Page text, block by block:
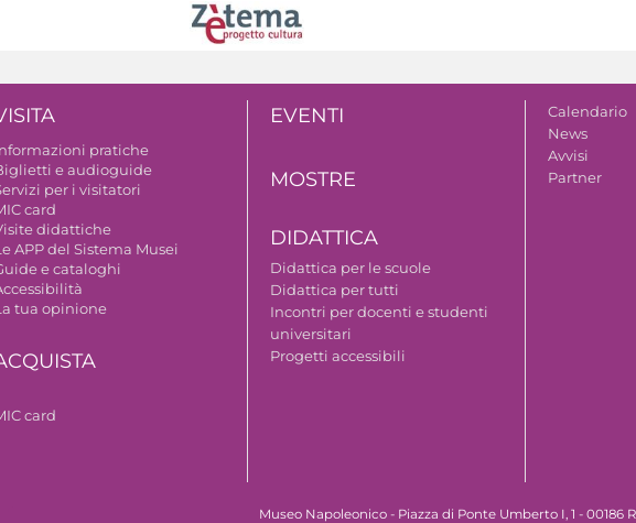
pratiche
e audioguide
per i visitatori
card
didattiche
APP del Sistema Musei
e cataloghi
tua opinione
card
EVENTI
MOSTRE
DIDATTICA
Didattica per le scuole
Didattica per tutti
Incontri per docenti e studenti
universitari
Progetti accessibili
Calendario
News
Avvisi
Partner
Museo Napoleonico - Piazza di Ponte Umberto I, 1 - 00186